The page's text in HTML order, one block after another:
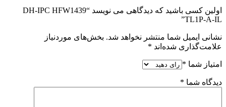
اولین کسی باشید که دیدگاهی می نویسد “DH-IPC HFW1439
TL1P-A-IL”
نشانی ایمیل شما منتشر نخواهد شد. بخش‌های موردنیاز
علامت‌گذاری شده‌اند *
امتیاز شما *
دیدگاه شما *